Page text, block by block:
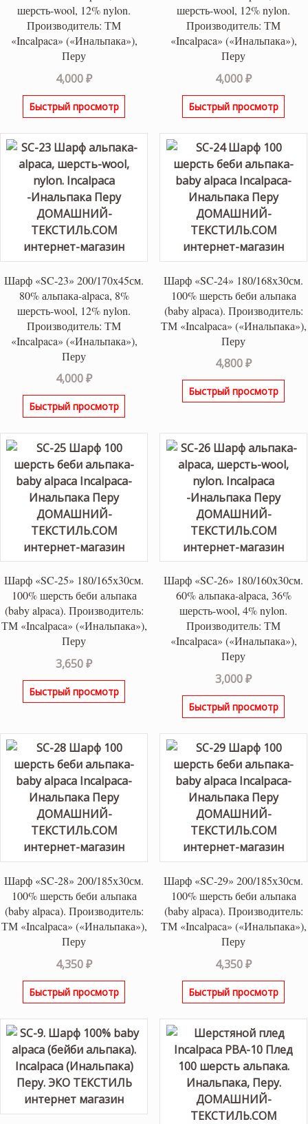
шерсть-wool, 12% nylon.
Производитель: ТМ
«Incalpaca» («Инальпака»),
Перу
4,000₽
Быстрый просмотр
шерсть-wool, 12% nylon.
Производитель: ТМ
«Incalpaca» («Инальпака»),
Перу
4,000₽
Быстрый просмотр
Шарф «SC-23» 200/170х45см.
80% альпака-alpaca, 8%
шерсть-wool, 12% nylon.
Производитель: ТМ
«Incalpaca» («Инальпака»),
Перу
4,000₽
Быстрый просмотр
Шарф «SC-24» 180/168х30см.
100% шерсть беби альпака
(baby alpaca). Производитель:
ТМ «Incalpaca» («Инальпака»),
Перу
4,800₽
Быстрый просмотр
Шарф «SC-25» 180/165х30см.
100% шерсть беби альпака
(baby alpaca). Производитель:
ТМ «Incalpaca» («Инальпака»),
Перу
3,650₽
Быстрый просмотр
Шарф «SC-26» 180/160х30см.
60% альпака-alpaca, 36%
шерсть-wool, 4% nylon.
Производитель: ТМ
«Incalpaca» («Инальпака»),
Перу
3,000₽
Быстрый просмотр
Шарф «SC-28» 200/185х30см.
100% шерсть беби альпака
(baby alpaca). Производитель:
ТМ «Incalpaca» («Инальпака»),
Перу
4,350₽
Быстрый просмотр
Шарф «SC-29» 200/185х30см.
100% шерсть беби альпака
(baby alpaca). Производитель:
ТМ «Incalpaca» («Инальпака»),
Перу
4,350₽
Быстрый просмотр